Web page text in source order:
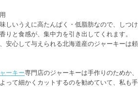
しいうえに高たんぱく・低脂肪なので、しつ
りと食感が、集中力を引き出してくれます。
安心して与えられる北海道産のジャーキーは頼
ーキー専門店のジャーキーは手作りのためか
って細かくカットするのを勧めていて、私も手